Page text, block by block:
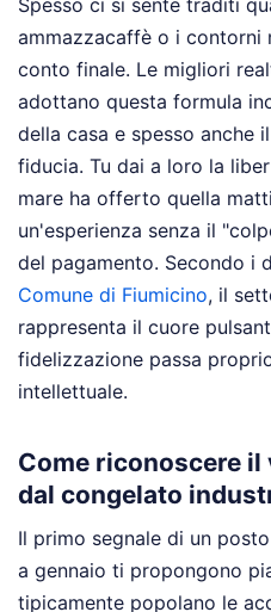
Spesso ci si sente traditi
ammazzacaffè o i contorni
conto finale. Le migliori
adottano questa formula
della casa e spesso anche
fiducia. Tu dai a loro la
mare ha offerto quella
un'esperienza senza il
del pagamento. Secondo i
Comune di Fiumicino, il
rappresenta il cuore
fidelizzazione passa
intellettuale.
Come riconoscere il
dal congelato
Il primo segnale di un
a gennaio ti propongono
tipicamente popolano le